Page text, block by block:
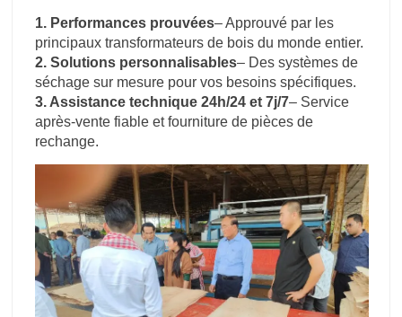
1. Performances prouvées– Approuvé par les
principaux transformateurs de bois du monde entier.
2. Solutions personnalisables– Des systèmes de
séchage sur mesure pour vos besoins spécifiques.
3. Assistance technique 24h/24 et 7j/7– Service
après-vente fiable et fourniture de pièces de
rechange.